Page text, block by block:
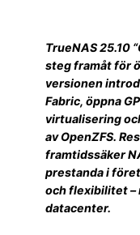
TrueNAS 25.10
steg framåt för
versionen
Fabric, öppna
virtualisering
av OpenZFS.
framtidssäker
prestanda i
och flexibilitet –
datacenter.